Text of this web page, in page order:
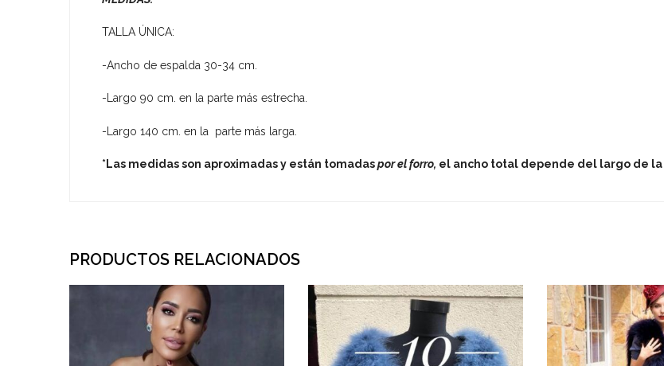
TALLA ÚNICA:
-Ancho de espalda 30-34 cm.
-Largo 90 cm. en la parte más estrecha.
-Largo 140 cm. en la parte más larga.
*Las medidas son aproximadas y están tomadaspor el forro, el ancho total depende del largo de la
PRODUCTOS RELACIONADOS